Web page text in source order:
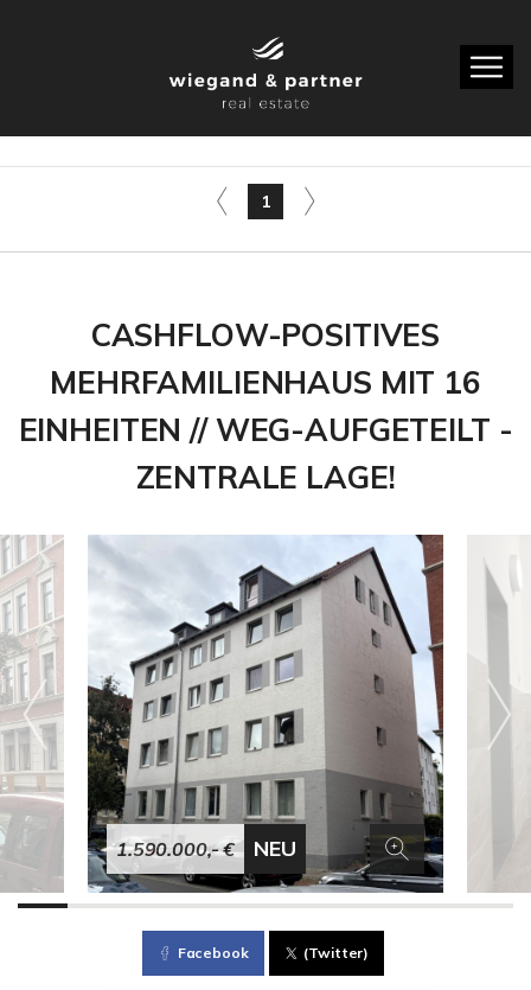
1
CASHFLOW-POSITIVES
MEHRFAMILIENHAUS MIT 16
EINHEITEN // WEG-AUFGETEILT -
ZENTRALE LAGE!
1.590.000,- € NEU
Facebook (Twitter)